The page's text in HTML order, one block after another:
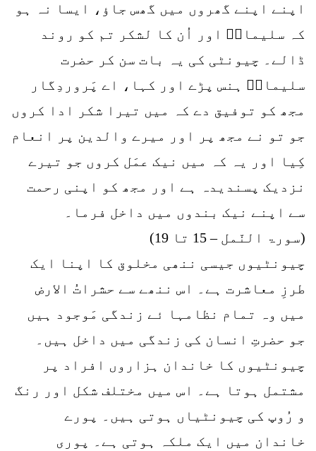
اپنے اپنے گھروں میں گھس جاؤ، ایسا نہ ہو
کہ سلیمانؑ اور اُن کا لشکر تم کو روند
ڈالے۔ چیونٹی کی یہ بات سن کر حضرت
سلیمانؑ ہنس پڑے اور کہا، اے پَروردِگار
مجھ کو توفیق دے کہ میں تیرا شکر ادا کروں
جو تو نے مجھ پر اور میرے والدین پر انعام
کِیا اور یہ کہ میں نیک عمَل کروں جو تیرے
نزدیک پسندیدہ ہے اور مجھ کو اپنی رحمت
سے اپنے نیک بندوں میں داخل فرما۔
(سورۃ النّمل – 15 تا 19)
چیونٹیوں جیسی ننھی مخلوق کا اپنا ایک
طرزِ معاشرت ہے۔ اس ننھے سے حشراتُ الارض
میں وہ تمام نظامہا ئے زندگی مَوجود ہیں
جو حضرتِ انسان کی زندگی میں داخل ہیں۔
چیونٹیوں کا خاندان ہزاروں افراد پر
مشتمل ہوتا ہے۔ اس میں مختلف شکل اور رنگ
و رُوپ کی چیونٹیاں ہوتی ہیں۔ پورے
خاندان میں ایک ملکہ ہوتی ہے۔ پوری